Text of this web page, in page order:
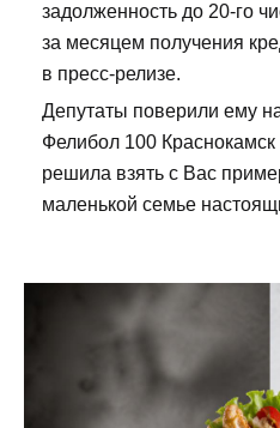
задолженность до 20-го
за месяцем получения
в пресс-релизе.
Депутаты поверили ему
Фелибол 100 Краснокамск
решила взять с Вас
маленькой семье